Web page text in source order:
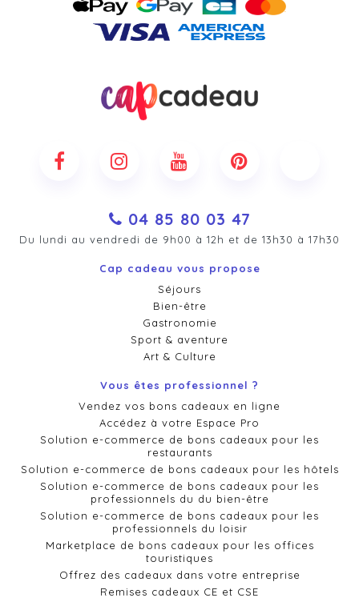
04 85 80 03 47
Du lundi au vendredi de 9h00 à 12h et de 13h30 à 17h30
Cap cadeau vous propose
Séjours
Bien-être
Gastronomie
Sport & aventure
Art & Culture
Vous êtes professionnel ?
Vendez vos bons cadeaux en ligne
Accédez à votre Espace Pro
Solution e-commerce de bons cadeaux pour les
restaurants
Solution e-commerce de bons cadeaux pour les hôtels
Solution e-commerce de bons cadeaux pour les
professionnels du du bien-être
Solution e-commerce de bons cadeaux pour les
professionnels du loisir
Marketplace de bons cadeaux pour les offices
touristiques
Offrez des cadeaux dans votre entreprise
Remises cadeaux CE et CSE